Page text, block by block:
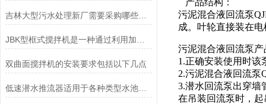
吉林大型污水处理新厂需要采购哪些设备？安装有哪些指导注意事项？
双曲面搅拌机的安装要求包括以下几点
低速潜水推流器适用于各种类型水池的表现
产品结构：
污泥混合液回流泵
成。叶轮直接装在
污泥混合液回流泵
1.正确安装使用时该
2.污泥混合液回流泵
3.潜水回流泵出穿墙
在吊装回流泵时，